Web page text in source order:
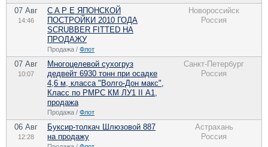
07 Авг
14:46
C A P E ЯПОНСКОЙ
ПОСТРОЙКИ 2010 ГОДА
SCRUBBER FITTED НА
ПРОДАЖУ
Продажа / Флот
Новороссийск
Россия
07 Авг
10:07
Многоцелевой сухогруз
дедвейт 6930 тонн при осадке
4,6 м, класса "Волго-Дон макс",
Класс по РМРС КМ ЛУ1 II А1,
продажа
Продажа / Флот
Санкт-Петербург
Россия
06 Авг
12:28
Буксир-толкач Шлюзовой 887
на продажу
Астрахань
Россия